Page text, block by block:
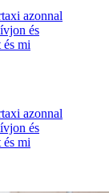
azonnal
és
mi
azonnal
és
mi